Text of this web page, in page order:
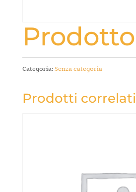
Prodotto
Categoria:Senza categoria
Prodotti correlati